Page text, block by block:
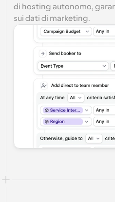
di hosting autonomo,
sui dati di marketing.